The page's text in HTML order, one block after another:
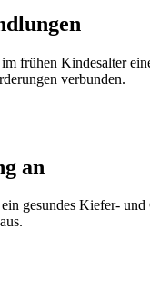
frühen Kindesalter
verbunden.
an
gesundes Kiefer-